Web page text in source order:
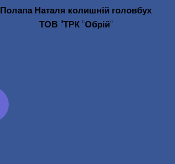
Полапа Наталя колишній головбух
ТОВ "ТРК "Обрій"